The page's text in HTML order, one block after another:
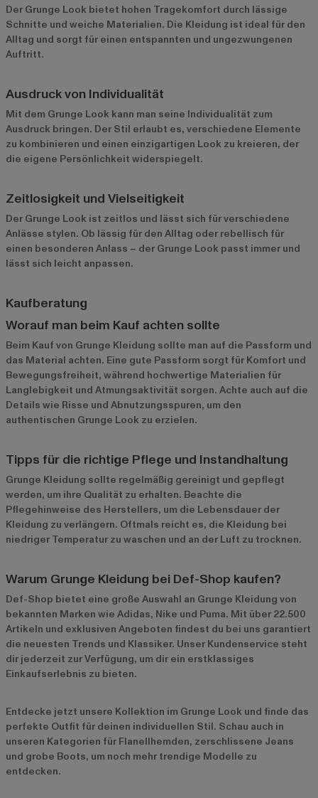
Der Grunge Look bietet hohen Tragekomfort durch lässige
Schnitte und weiche Materialien. Die Kleidung ist ideal für den
Alltag und sorgt für einen entspannten und ungezwungenen
Auftritt.
Ausdruck von Individualität
Mit dem Grunge Look kann man seine Individualität zum
Ausdruck bringen. Der Stil erlaubt es, verschiedene Elemente
zu kombinieren und einen einzigartigen Look zu kreieren, der
die eigene Persönlichkeit widerspiegelt.
Zeitlosigkeit und Vielseitigkeit
Der Grunge Look ist zeitlos und lässt sich für verschiedene
Anlässe stylen. Ob lässig für den Alltag oder rebellisch für
einen besonderen Anlass – der Grunge Look passt immer und
lässt sich leicht anpassen.
Kaufberatung
Worauf man beim Kauf achten sollte
Beim Kauf von Grunge Kleidung sollte man auf die Passform und
das Material achten. Eine gute Passform sorgt für Komfort und
Bewegungsfreiheit, während hochwertige Materialien für
Langlebigkeit und Atmungsaktivität sorgen. Achte auch auf die
Details wie Risse und Abnutzungsspuren, um den
authentischen Grunge Look zu erzielen.
Tipps für die richtige Pflege und Instandhaltung
Grunge Kleidung sollte regelmäßig gereinigt und gepflegt
werden, um ihre Qualität zu erhalten. Beachte die
Pflegehinweise des Herstellers, um die Lebensdauer der
Kleidung zu verlängern. Oftmals reicht es, die Kleidung bei
niedriger Temperatur zu waschen und an der Luft zu trocknen.
Warum Grunge Kleidung bei Def-Shop kaufen?
Def-Shop bietet eine große Auswahl an Grunge Kleidung von
bekannten Marken wie Adidas, Nike und Puma. Mit über 22.500
Artikeln und exklusiven Angeboten findest du bei uns garantiert
die neuesten Trends und Klassiker. Unser Kundenservice steht
dir jederzeit zur Verfügung, um dir ein erstklassiges
Einkaufserlebnis zu bieten.
Entdecke jetzt unsere Kollektion im Grunge Look und finde das
perfekte Outfit für deinen individuellen Stil. Schau auch in
unseren Kategorien für Flanellhemden, zerschlissene Jeans
und grobe Boots, um noch mehr trendige Modelle zu
entdecken.